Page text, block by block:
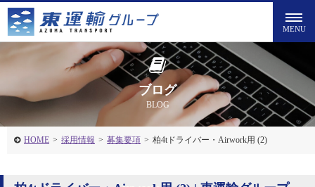
ブログ
BLOG
HOME > 採用情報 > 募集要項 > 柏4tドライバー・Airwork用 (2)